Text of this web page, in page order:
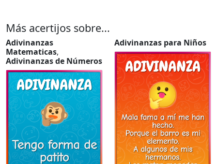
Más acertijos sobre...
Adivinanzas
Matematicas,
Adivinanzas de Números
Adivinanzas para Niños